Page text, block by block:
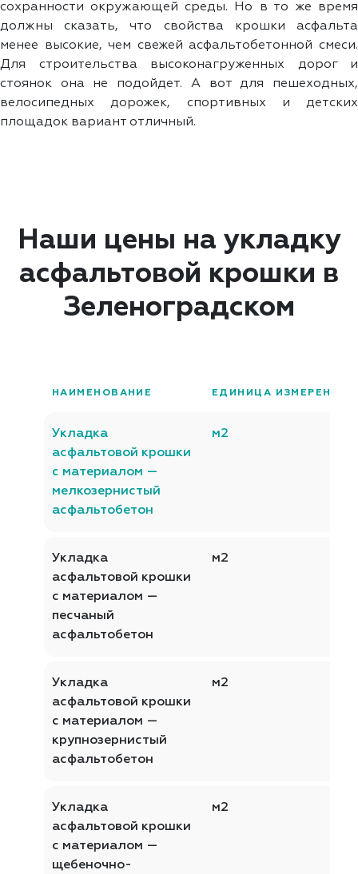
сохранности окружающей среды. Но в то же время
должны сказать, что свойства крошки асфальта
менее высокие, чем свежей асфальтобетонной смеси.
Для строительства высоконагруженных дорог и
стоянок она не подойдет. А вот для пешеходных,
велосипедных дорожек, спортивных и детских
площадок вариант отличный.
Наши цены на укладку
асфальтовой крошки в
Зеленоградском
НАИМЕНОВАНИЕ ЕДИНИЦА ИЗМЕРЕНИЯ
Укладка
асфальтовой крошки
с материалом —
мелкозернистый
асфальтобетон
м2
Укладка
асфальтовой крошки
с материалом —
песчаный
асфальтобетон
м2
Укладка
асфальтовой крошки
с материалом —
крупнозернистый
асфальтобетон
м2
Укладка
асфальтовой крошки
с материалом —
щебеночно-
м2